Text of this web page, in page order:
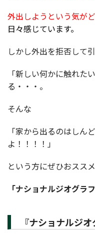
外出しようという気が
日々感じています。
しかし外出を拒否して
「新しい何かに触れた
る・・・。
そんな
「家から出るのはしん
よ！！！！」
という方にぜひおスス
「ナショナルジオグラ
『ナショナルジ